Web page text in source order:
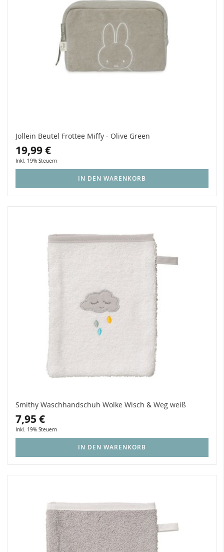
Jollein Beutel Frottee Miffy - Olive Green
19,99 €
Inkl. 19% Steuern
IN DEN WARENKORB
Smithy Waschhandschuh Wolke Wisch & Weg weiß
7,95 €
Inkl. 19% Steuern
IN DEN WARENKORB